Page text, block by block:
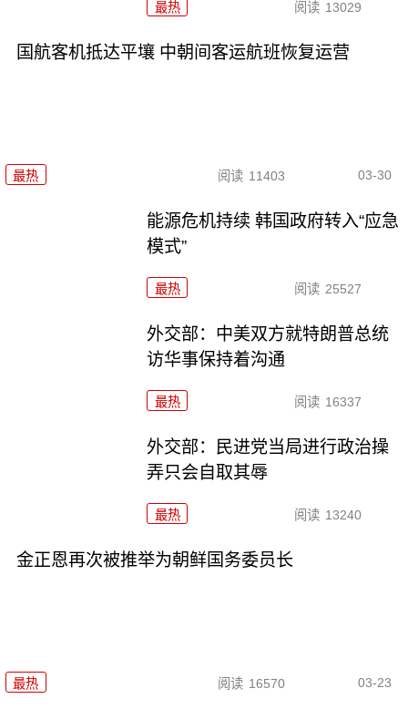
最热 阅读 13029
国航客机抵达平壤 中朝间客运航班恢复运营
最热 阅读 11403 03-30
能源危机持续 韩国政府转入“应急
模式”
最热 阅读 25527
外交部：中美双方就特朗普总统
访华事保持着沟通
最热 阅读 16337
外交部：民进党当局进行政治操
弄只会自取其辱
最热 阅读 13240
金正恩再次被推举为朝鲜国务委员长
最热 阅读 16570 03-23